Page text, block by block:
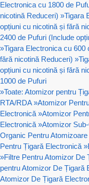
Electronica cu 1800 de
nicotină Reduceri) »Tigara
opțiuni cu nicotină și fără
2400 de Pufuri (Include
»Tigara Electronica cu 600
fără nicotină Reduceri) »
opțiuni cu nicotină și fără
1000 de Pufuri
»Toate: Atomizor pentru
RTA/RDA »Atomizor
Electronică »Atomizor
Electronică »Atomizor
Organic Pentru
Pentru Țigară Electronică »
»Filtre Pentru Atomizor De
pentru Atomizor De Țigară
Atomizor De Țigară